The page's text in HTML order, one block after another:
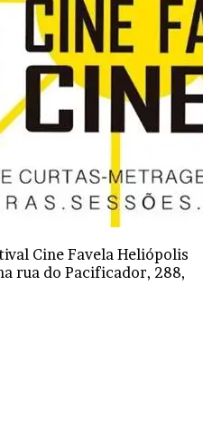
Cine Favela Heliópolis
rua do Pacificador, 288,